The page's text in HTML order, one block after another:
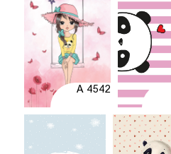
A 4542